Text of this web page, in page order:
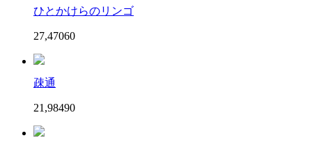
ひとかけらのリンゴ
27,47060
疎通
21,98490